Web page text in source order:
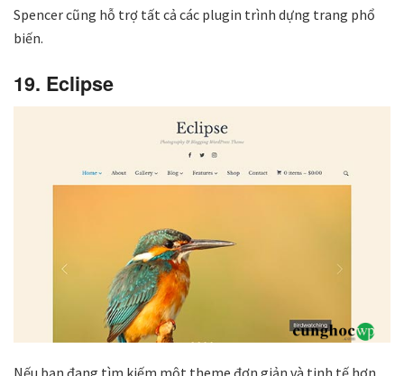
Spencer cũng hỗ trợ tất cả các plugin trình dựng trang phổ
biến.
19. Eclipse
Nếu bạn đang tìm kiếm một theme đơn giản và tinh tế hơn